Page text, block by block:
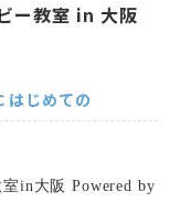
ー教室 in 大阪
はじめての